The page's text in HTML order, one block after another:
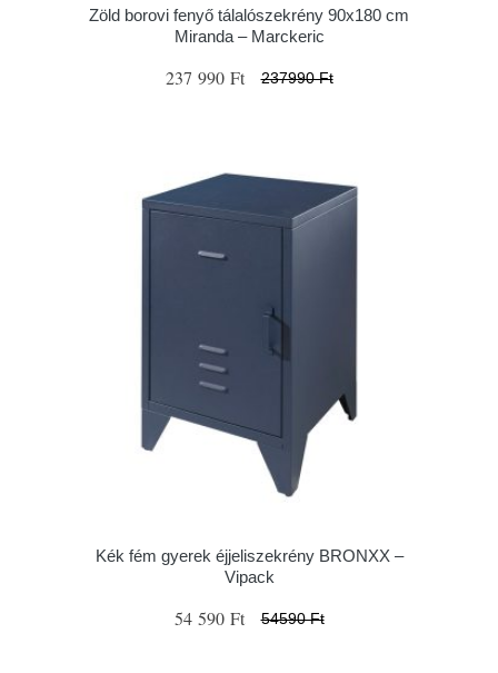
Zöld borovi fenyő tálalószekrény 90x180 cm
Miranda – Marckeric
237 990 Ft 237990 Ft
Kék fém gyerek éjjeliszekrény BRONXX –
Vipack
54 590 Ft 54590 Ft